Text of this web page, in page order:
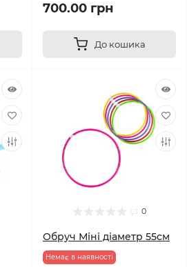
700.00 грн
До кошика
0
Обруч Міні діаметр 55см
Немає в наявності